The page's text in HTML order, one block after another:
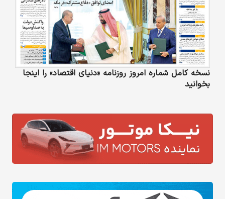
نسخه کامل شماره امروز روزنامه «دنیای‌ اقتصاد» را اینجا
بخوانید